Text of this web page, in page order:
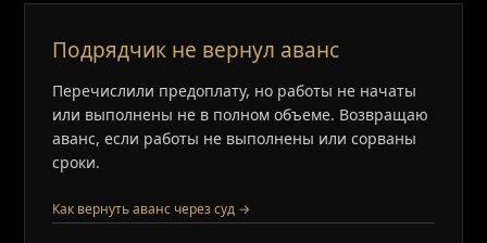
Подрядчик не вернул аванс
Перечислили предоплату, но работы не начаты
или выполнены не в полном объеме. Возвращаю
аванс, если работы не выполнены или сорваны
сроки.
Как вернуть аванс через суд →